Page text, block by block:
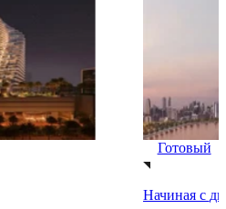
Готовый
Начиная с